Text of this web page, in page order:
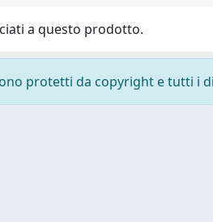
a questo prodotto.
protetti da copyright e tutti i